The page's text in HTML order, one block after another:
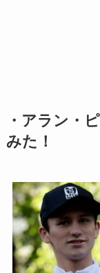
・アラン・
みた！